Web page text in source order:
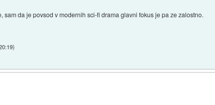
sam da je povsod v modernih sci-fi drama glavni fokus je pa ze zalostno.
)